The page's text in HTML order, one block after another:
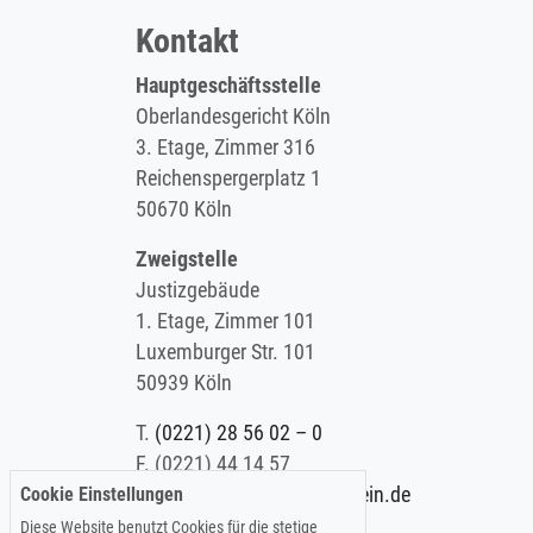
Kontakt
Hauptgeschäftsstelle
Oberlandesgericht Köln
3. Etage, Zimmer 316
Reichenspergerplatz 1
50670 Köln
Zweigstelle
Justizgebäude
1. Etage, Zimmer 101
Luxemburger Str. 101
50939 Köln
T. (0221) 28 56 02 – 0
F.(0221) 44 14 57
E.info@koelner-anwaltverein.de
Cookie Einstellungen
Diese Website benutzt Cookies für die stetige